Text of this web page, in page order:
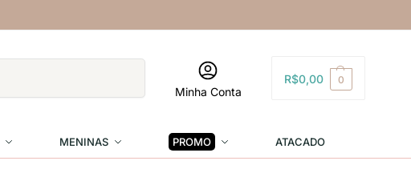
Minha Conta
R$0,00 0
MENINAS PROMO ATACADO